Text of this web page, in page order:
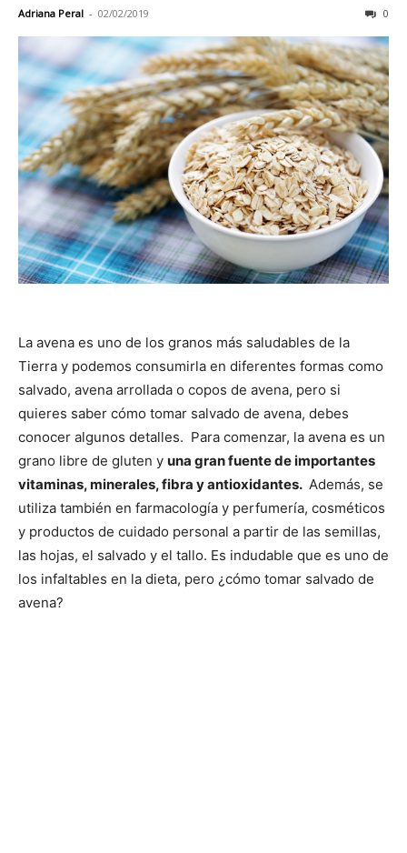
Adriana Peral - 02/02/2019 0
La avena es uno de los granos más saludables de la
Tierra y podemos consumirla en diferentes formas como
salvado, avena arrollada o copos de avena, pero si
quieres saber cómo tomar salvado de avena, debes
conocer algunos detalles. Para comenzar, la avena es un
grano libre de gluten y una gran fuente de importantes
vitaminas, minerales, fibra y antioxidantes. Además, se
utiliza también en farmacología y perfumería, cosméticos
y productos de cuidado personal a partir de las semillas,
las hojas, el salvado y el tallo. Es indudable que es uno de
los infaltables en la dieta, pero ¿cómo tomar salvado de
avena?